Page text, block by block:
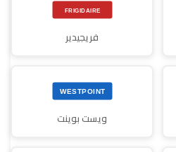
فريجيدير
ويست بوينت